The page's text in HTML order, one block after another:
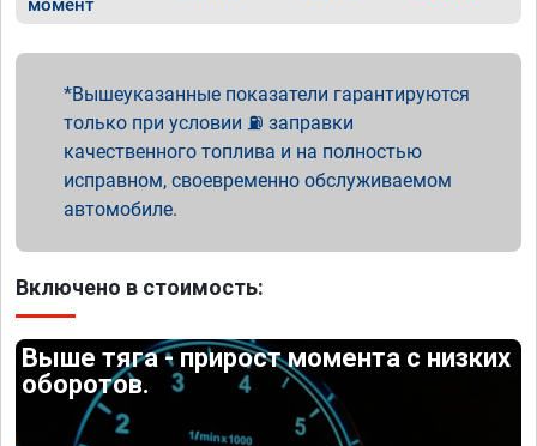
момент
Вышеуказанные показатели гарантируются
только при условии ⛽ заправки
качественного топлива и на полностью
исправном, своевременно обслуживаемом
автомобиле.
Включено в стоимость:
Выше тяга - прирост момента с низких
оборотов.